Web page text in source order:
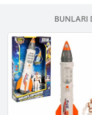
BUNLARI